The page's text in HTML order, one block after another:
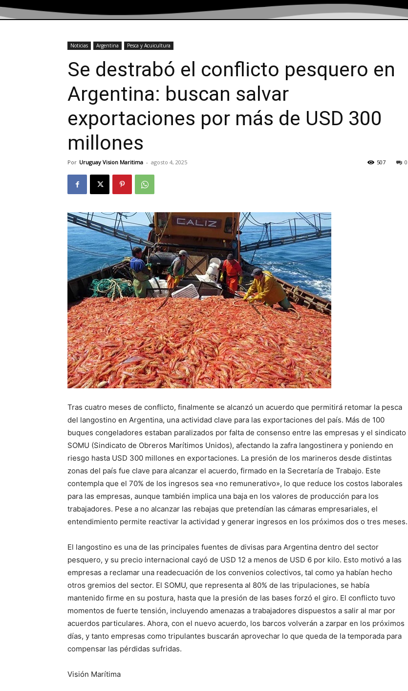
Noticias Argentina Pesca y Acuicultura
Se destrabó el conflicto pesquero en
Argentina: buscan salvar
exportaciones por más de USD 300
millones
Por Uruguay Vision Maritima - agosto 4, 2025 0
507
Tras cuatro meses de conflicto, finalmente se alcanzó un acuerdo que permitirá retomar la pesca
del langostino en Argentina, una actividad clave para las exportaciones del país. Más de 100
buques congeladores estaban paralizados por falta de consenso entre las empresas y el sindicato
SOMU (Sindicato de Obreros Marítimos Unidos), afectando la zafra langostinera y poniendo en
riesgo hasta USD 300 millones en exportaciones. La presión de los marineros desde distintas
zonas del país fue clave para alcanzar el acuerdo, firmado en la Secretaría de Trabajo. Este
contempla que el 70% de los ingresos sea «no remunerativo», lo que reduce los costos laborales
para las empresas, aunque también implica una baja en los valores de producción para los
trabajadores. Pese a no alcanzar las rebajas que pretendían las cámaras empresariales, el
entendimiento permite reactivar la actividad y generar ingresos en los próximos dos o tres meses.
El langostino es una de las principales fuentes de divisas para Argentina dentro del sector
pesquero, y su precio internacional cayó de USD 12 a menos de USD 6 por kilo. Esto motivó a las
empresas a reclamar una readecuación de los convenios colectivos, tal como ya habían hecho
otros gremios del sector. El SOMU, que representa al 80% de las tripulaciones, se había
mantenido firme en su postura, hasta que la presión de las bases forzó el giro. El conflicto tuvo
momentos de fuerte tensión, incluyendo amenazas a trabajadores dispuestos a salir al mar por
acuerdos particulares. Ahora, con el nuevo acuerdo, los barcos volverán a zarpar en los próximos
días, y tanto empresas como tripulantes buscarán aprovechar lo que queda de la temporada para
compensar las pérdidas sufridas.
Visión Marítima